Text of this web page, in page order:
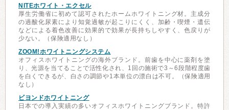
NITEホワイト・エクセル
厚生労働省に初めて認可されたホームホワイトニング材。主成分
の過酸化尿素により知覚過敏が起こりにくく、加齢・喫煙・遺伝
などによる着色改善に効果的で効果が長持ちしやすく、色戻りが
少ない。（保険適用なし）
ZOOM!ホワイトニングシステム
オフィスホワイトニングの海外ブランド。前歯を中心に薬剤を塗
り、光源を当てることで活性化され、1回の施術で3～6段階程度歯
を白くできるが、白さの調節や1本単位の漂白は不可。（保険適用
なし）
ビヨンドホワイトニング
日本での導入実績の多いオフィスホワイトニングブランド。特許